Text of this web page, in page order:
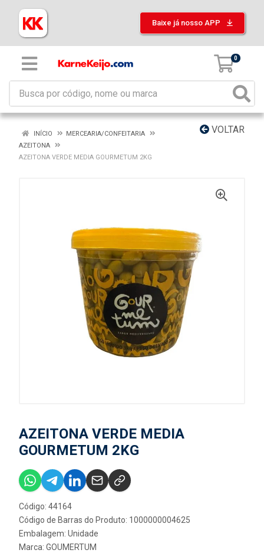
Baixe já nosso APP
0
VOLTAR
INÍCIO
MERCEARIA/CONFEITARIA
AZEITONA
AZEITONA VERDE MEDIA GOURMETUM 2KG
AZEITONA VERDE MEDIA
GOURMETUM 2KG
Código: 44164
Código de Barras do Produto: 1000000004625
Embalagem: Unidade
Marca: GOUMERTUM